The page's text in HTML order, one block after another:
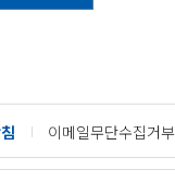
이메일무단수집거부